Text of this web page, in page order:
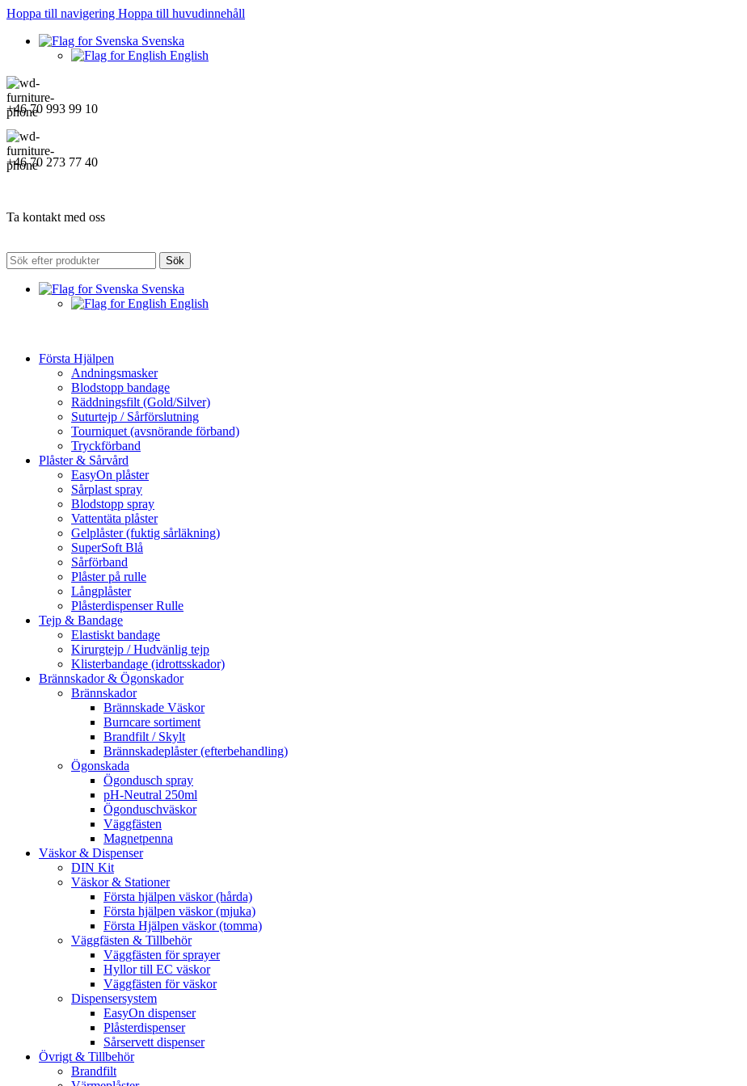
Hoppa till navigering Hoppa till huvudinnehåll
Svenska
English
+46 70 993 99 10
+46 70 273 77 40
Ta kontakt med oss
Sök
Svenska
English
Första Hjälpen
Andningsmasker
Blodstopp bandage
Räddningsfilt (Gold/Silver)
Suturtejp / Sårförslutning
Tourniquet (avsnörande förband)
Tryckförband
Plåster & Sårvård
EasyOn plåster
Sårplast spray
Blodstopp spray
Vattentäta plåster
Gelplåster (fuktig sårläkning)
SuperSoft Blå
Sårförband
Plåster på rulle
Långplåster
Plåsterdispenser Rulle
Tejp & Bandage
Elastiskt bandage
Kirurgtejp / Hudvänlig tejp
Klisterbandage (idrottsskador)
Brännskador & Ögonskador
Brännskador
Brännskade Väskor
Burncare sortiment
Brandfilt / Skylt
Brännskadeplåster (efterbehandling)
Ögonskada
Ögondusch spray
pH-Neutral 250ml
Ögonduschväskor
Väggfästen
Magnetpenna
Väskor & Dispenser
DIN Kit
Väskor & Stationer
Första hjälpen väskor (hårda)
Första hjälpen väskor (mjuka)
Första Hjälpen väskor (tomma)
Väggfästen & Tillbehör
Väggfästen för sprayer
Hyllor till EC väskor
Väggfästen för väskor
Dispensersystem
EasyOn dispenser
Plåsterdispenser
Sårservett dispenser
Övrigt & Tillbehör
Brandfilt